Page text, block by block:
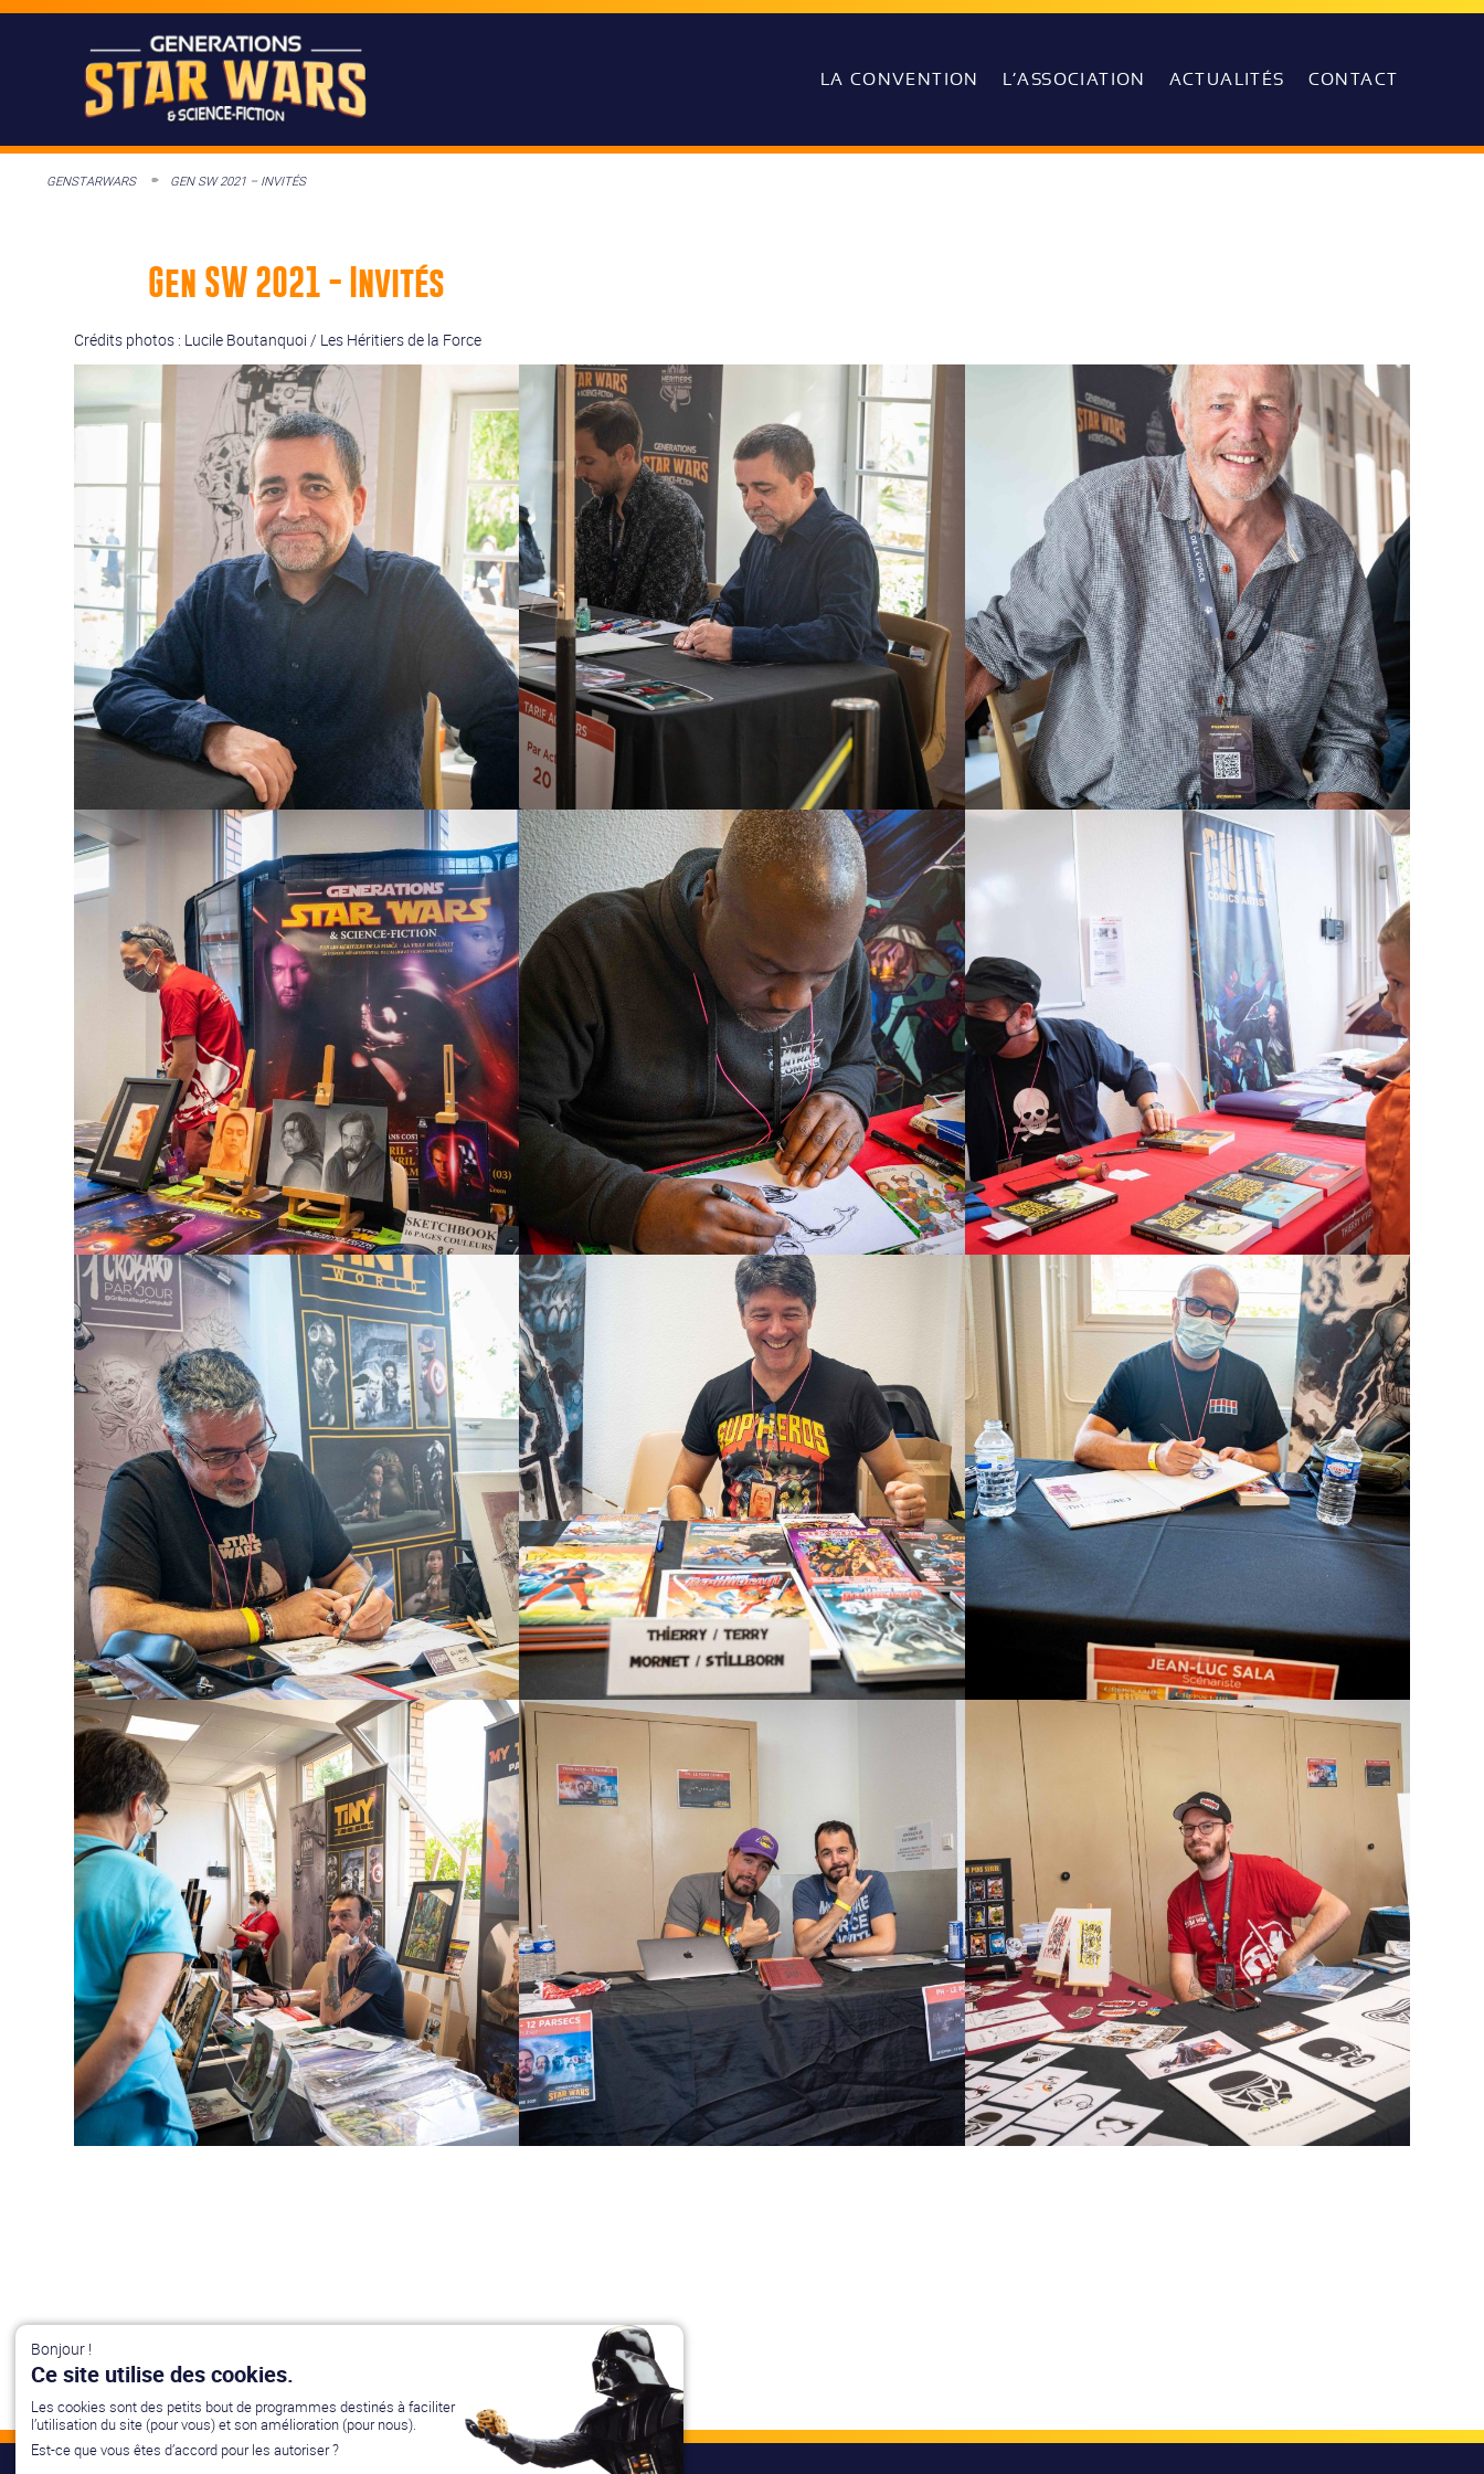
LA CONVENTION L’ASSOCIATION ACTUALITÉS CONTACT
GENSTARWARS GEN SW 2021 – INVITÉS
Gen SW 2021 - Invités
Crédits photos : Lucile Boutanquoi / Les Héritiers de la Force
Bonjour !
Ce site utilise des cookies.
Les cookies sont des petits bout de programmes destinés à faciliter
l’utilisation du site (pour vous) et son amélioration (pour nous).
Est-ce que vous êtes d’accord pour les autoriser ?